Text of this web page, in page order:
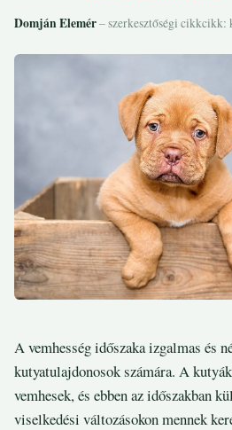
Domján Elemér– szerkesztőségi cikkcikk:
A vemhesség időszaka izgalmas és
kutyatulajdonosok számára. A
vemhesek, és ebben az időszakban
viselkedési változásokon mennek